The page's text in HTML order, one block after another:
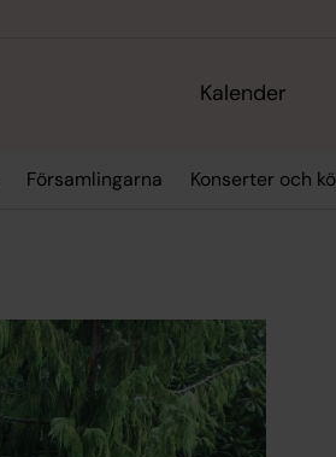
Kalender
Församlingarna Konserter och